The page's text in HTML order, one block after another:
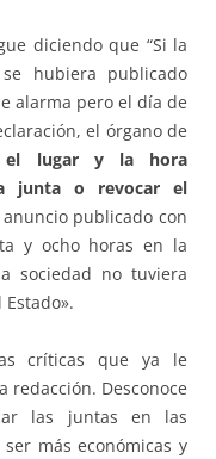
diciendo que “Si la
hubiera publicado
alarma pero el día de
el órgano de
el lugar y la hora
junta o revocar el
publicado con
y ocho horas en la
sociedad no tuviera
críticas que ya le
redacción. Desconoce
las juntas en las
más económicas y